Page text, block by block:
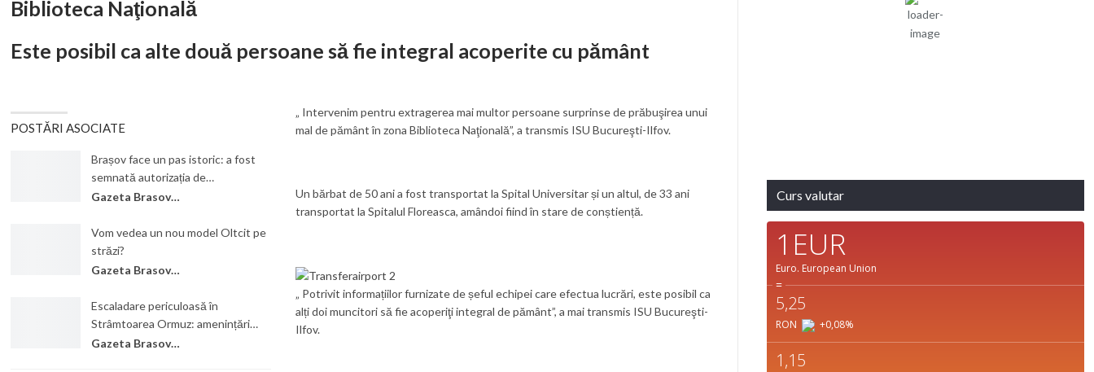
Biblioteca Naţională
Este posibil ca alte două persoane să fie integral acoperite cu pământ
POSTĂRI ASOCIATE
Brașov face un pas istoric: a fost
semnată autorizația de…
Gazeta Brasovului
Vom vedea un nou model Oltcit pe
străzi?
Gazeta Brasovului
Escaladare periculoasă în
Strâmtoarea Ormuz: amenințări…
Gazeta Brasovului
„ Intervenim pentru extragerea mai multor persoane surprinse de prăbuşirea unui
mal de pământ în zona Biblioteca Naţională”, a transmis ISU Bucureşti-Ilfov.
Un bărbat de 50 ani a fost transportat la Spital Universitar și un altul, de 33 ani
transportat la Spitalul Floreasca, amândoi fiind în stare de conștiență.
„ Potrivit informațiilor furnizate de șeful echipei care efectua lucrări, este posibil ca
alți doi muncitori să fie acoperiţi integral de pământ”, a mai transmis ISU Bucureşti-
Ilfov.
Curs valutar
1EUR
Euro. European Union
=
5,25
RON +0,08%
1,15